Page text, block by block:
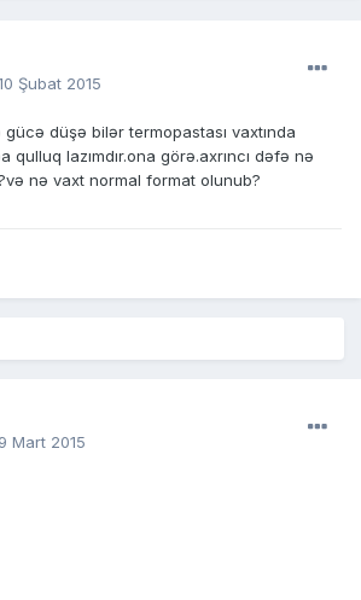
Şubat 2015
gücə düşə bilər termopastası vaxtında
qulluq lazımdır.ona görə.axrıncı dəfə nə
nə vaxt normal format olunub?
9 Mart 2015